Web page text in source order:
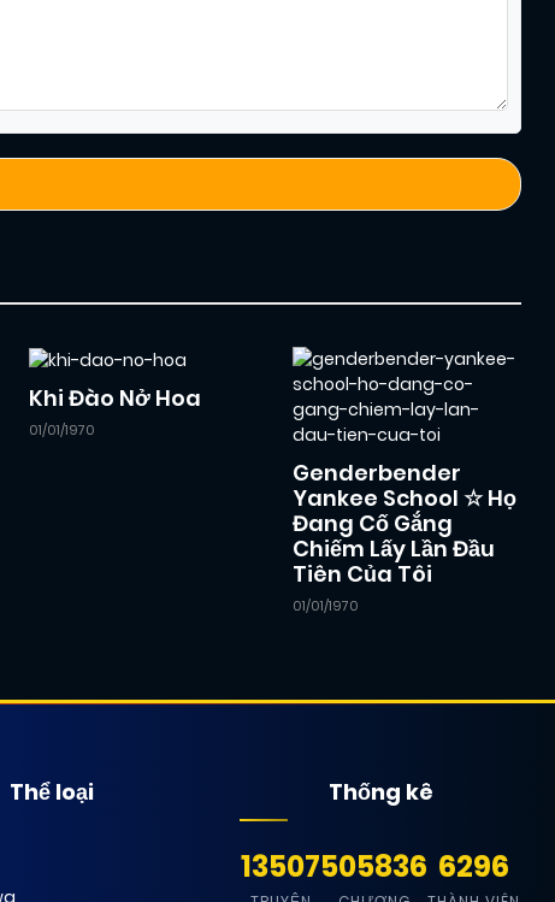
Khi Đào Nở Hoa
01/01/1970
Genderbender
Yankee School ☆ Họ
Đang Cố Gắng
Chiếm Lấy Lần Đầu
Tiên Của Tôi
01/01/1970
Thể loại Thống kê
13507505836 6296